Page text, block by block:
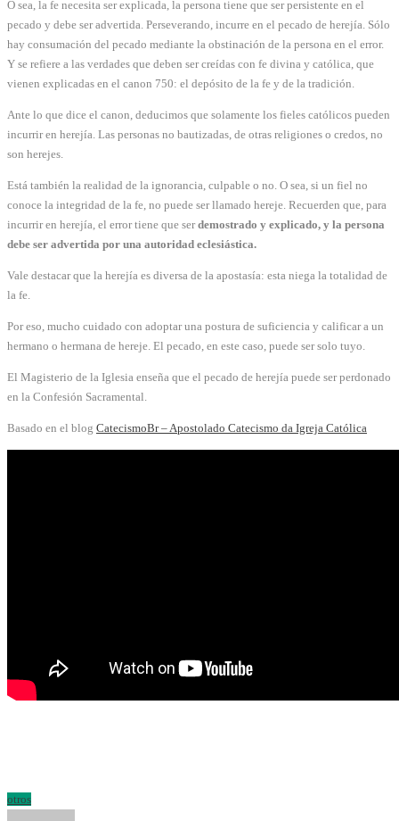
O sea, la fe necesita ser explicada, la persona tiene que ser persistente en el
pecado y debe ser advertida. Perseverando, incurre en el pecado de herejía. Sólo
hay consumación del pecado mediante la obstinación de la persona en el error.
Y se refiere a las verdades que deben ser creídas con fe divina y católica, que
vienen explicadas en el canon 750: el depósito de la fe y de la tradición.
Ante lo que dice el canon, deducimos que solamente los fieles católicos pueden
incurrir en herejía. Las personas no bautizadas, de otras religiones o credos, no
son herejes.
Está también la realidad de la ignorancia, culpable o no. O sea, si un fiel no
conoce la integridad de la fe, no puede ser llamado hereje. Recuerden que, para
incurrir en herejía, el error tiene que serdemostrado y explicado, y la persona
debe ser advertida por una autoridad eclesiástica.
Vale destacar que la herejía es diversa de la apostasía: esta niega la totalidad de
la fe.
Por eso, mucho cuidado con adoptar una postura de suficiencia y calificar a un
hermano o hermana de hereje. El pecado, en este caso, puede ser solo tuyo.
El Magisterio de la Iglesia enseña que el pecado de herejía puede ser perdonado
en la Confesión Sacramental.
Basado en el blog CatecismoBr – Apostolado Catecismo da Igreja Católica
otros